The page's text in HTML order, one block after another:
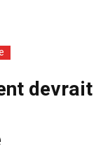
devrait